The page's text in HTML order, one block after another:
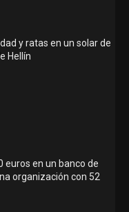
y ratas en un solar de
Hellín
euros en un banco de
organización con 52